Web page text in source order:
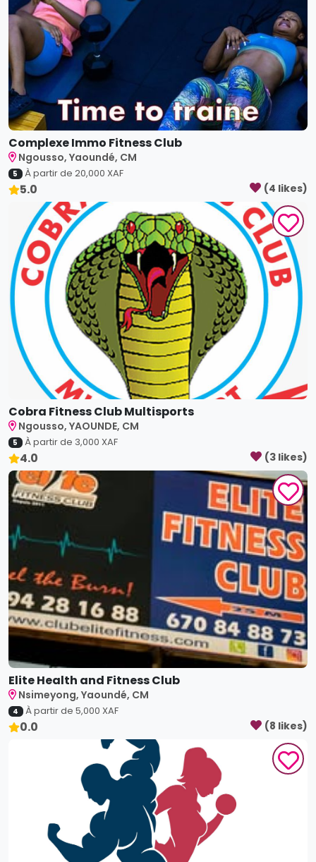
Complexe Immo Fitness Club
Ngousso, Yaoundé, CM
5 À partir de 20,000 XAF
5.0 (4 likes)
Cobra Fitness Club Multisports
Ngousso, YAOUNDE, CM
5 À partir de 3,000 XAF
4.0 (3 likes)
Elite Health and Fitness Club
Nsimeyong, Yaoundé, CM
4 À partir de 5,000 XAF
0.0 (8 likes)